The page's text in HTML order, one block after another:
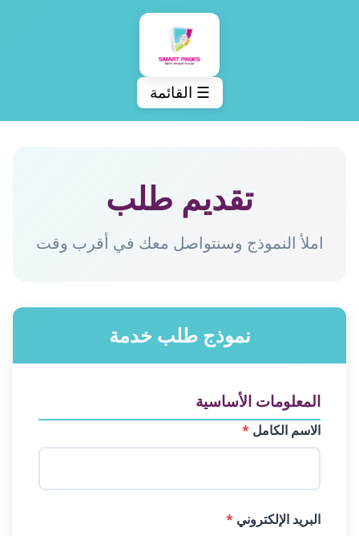
☰ القائمة
تقديم طلب
املأ النموذج وسنتواصل معك في أقرب وقت
نموذج طلب خدمة
المعلومات الأساسية
الاسم الكامل *
البريد الإلكتروني *